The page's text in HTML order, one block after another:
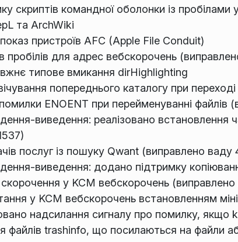
скриптів командної оболонки із
та ArchWiki
пристроїв AFC (Apple File Conduit)
пробілів для адрес вебскорочень
типове вмикання dirHighlighting
попереднього каталогу при
ENOENT при перейменуванні файлів
виведення: реалізовано встановлення
послуг із пошуку Qwant (виправлено ваду
виведення: додано підтримку
у KCM вебскорочень
у KCM вебскорочень встановленням
надсилання сигналу про помилку, якщо
файлів trashinfo, що посилаються на файли